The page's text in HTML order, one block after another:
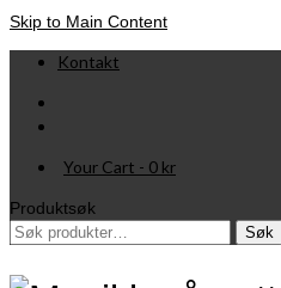
Skip to Main Content
Kontakt
Your Cart - 0 kr
Produktsøk
Søk
Søk